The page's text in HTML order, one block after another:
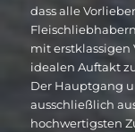
dass alle
mit erstklassigen
idealen Auftakt
Der Hauptgang
ausschließlich
hochwertigsten